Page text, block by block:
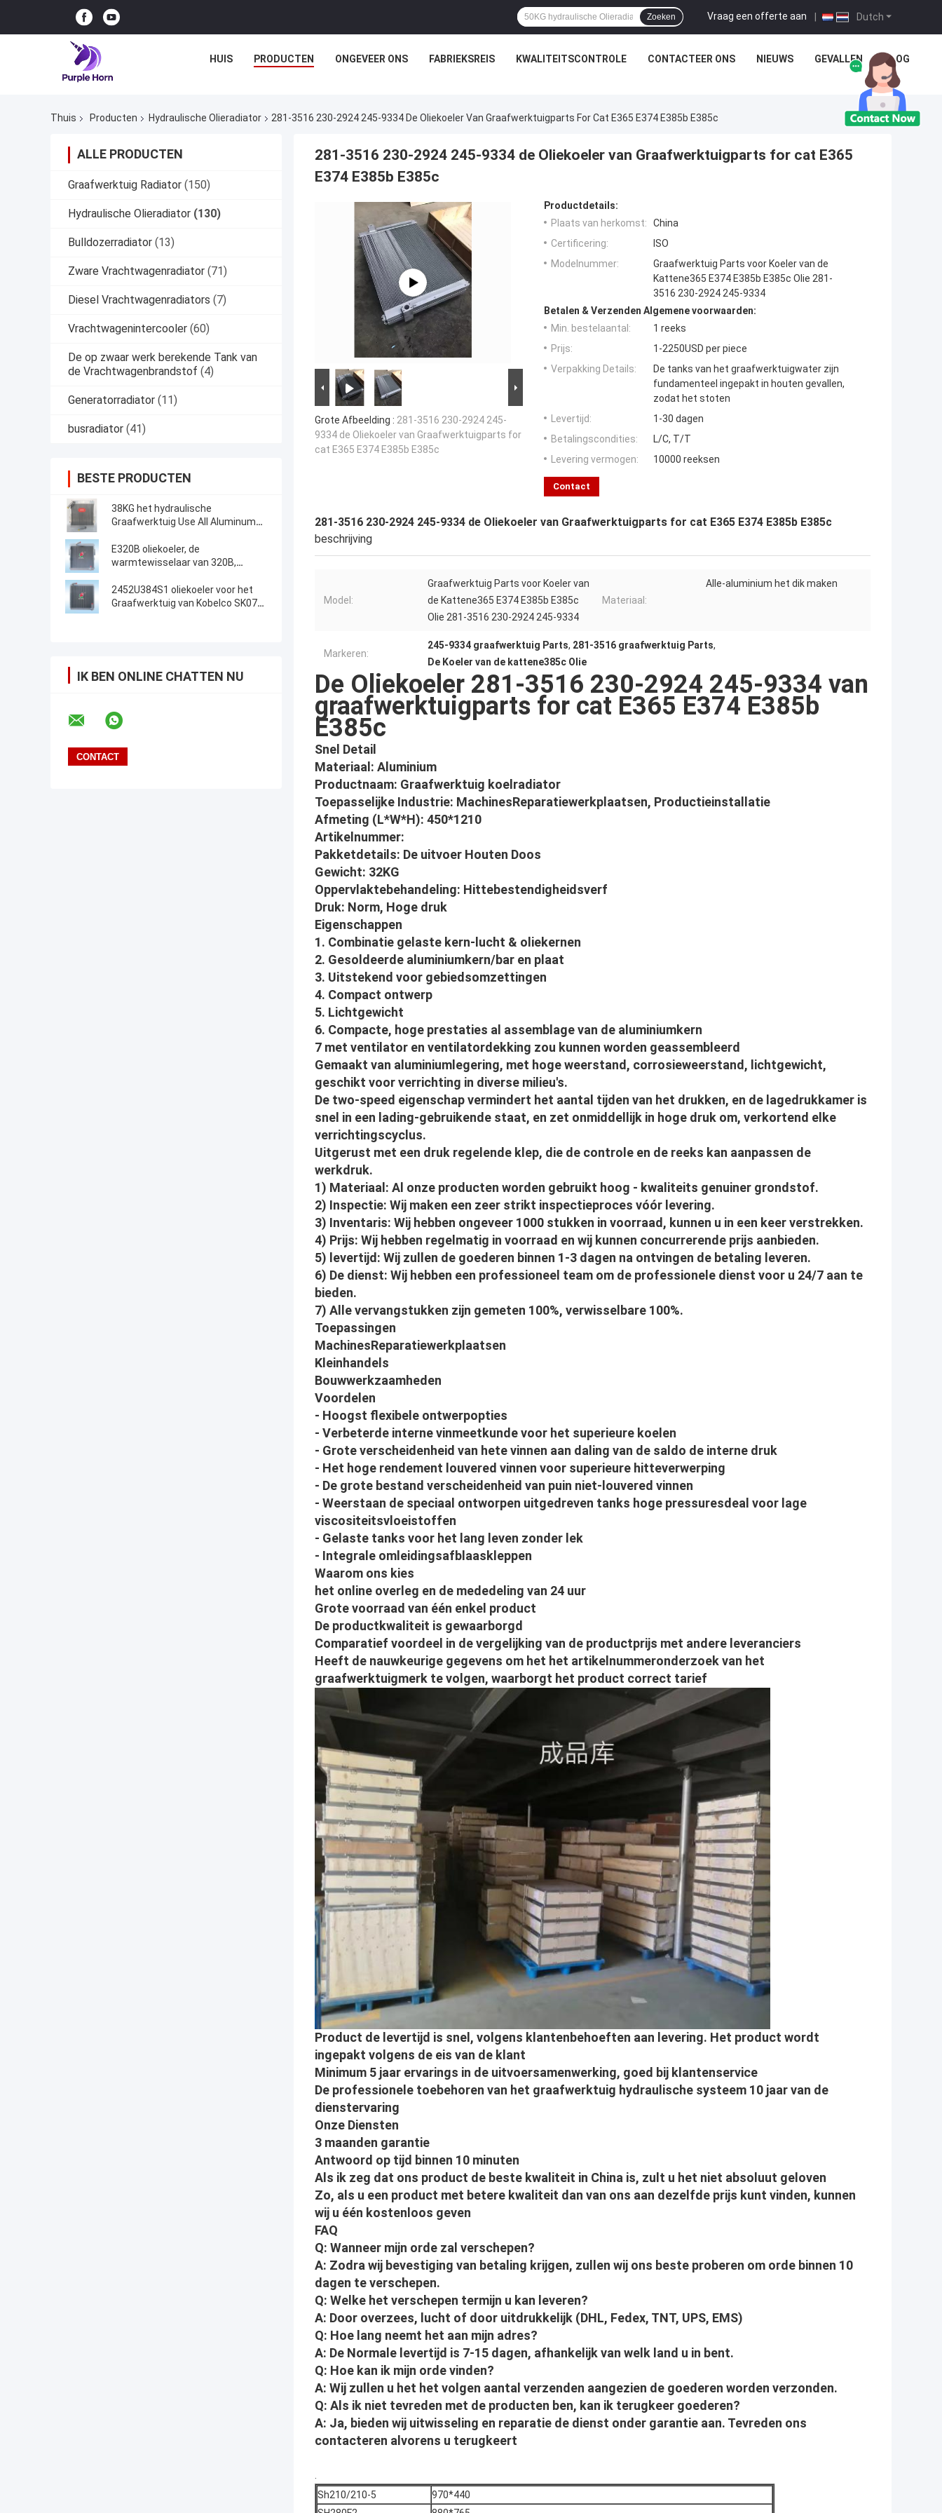
Dutch
Vraag een offerte aan |
Zoeken
HUIS PRODUCTEN ONGEVEER ONS FABRIEKSREIS KWALITEITSCONTROLE CONTACTEER ONS NIEUWS GEVALLEN BLOG
Thuis Producten Hydraulische Olieradiator 281-3516 230-2924 245-9334 De Oliekoeler Van Graafwerktuigparts For Cat E365 E374 E385b E385c
ALLE PRODUCTEN
Graafwerktuig Radiator (150)
Hydraulische Olieradiator (130)
Bulldozerradiator (13)
Zware Vrachtwagenradiator (71)
Diesel Vrachtwagenradiators (7)
Vrachtwagenintercooler (60)
De op zwaar werk berekende Tank van
de Vrachtwagenbrandstof (4)
Generatorradiator (11)
busradiator (41)
BESTE PRODUCTEN
38KG het hydraulische
Graafwerktuig Use All Aluminum
Olieradiator
E320B oliekoeler, de
warmtewisselaar van 320B,
Radiator, olietank, luchtkoeler, 125-
2970,118-9954
2452U384S1 oliekoeler voor het
Graafwerktuig van Kobelco SK07N2
IK BEN ONLINE CHATTEN NU
281-3516 230-2924 245-9334 de Oliekoeler van Graafwerktuigparts for cat E365
E374 E385b E385c
Grote Afbeelding : 281-3516 230-2924 245-
9334 de Oliekoeler van Graafwerktuigparts for
cat E365 E374 E385b E385c
Productdetails:
Plaats van herkomst:
China
Certificering:
ISO
Modelnummer:
Graafwerktuig Parts voor Koeler van de
Kattene365 E374 E385b E385c Olie 281-
3516 230-2924 245-9334
Betalen & Verzenden Algemene voorwaarden:
Min. bestelaantal:
1 reeks
Prijs:
1-2250USD per piece
Verpakking Details:
De tanks van het graafwerktuigwater zijn
fundamenteel ingepakt in houten gevallen,
zodat het stoten
Levertijd:
1-30 dagen
Betalingscondities:
L/C, T/T
Levering vermogen:
10000 reeksen
Contact
281-3516 230-2924 245-9334 de Oliekoeler van Graafwerktuigparts for cat E365 E374 E385b E385c
beschrijving
Model:
Graafwerktuig Parts voor Koeler van
de Kattene365 E374 E385b E385c
Olie 281-3516 230-2924 245-9334
Materiaal:
Alle-aluminium het dik maken
Markeren:
245-9334 graafwerktuig Parts, 281-3516 graafwerktuig Parts,
De Koeler van de kattene385c Olie
De Oliekoeler 281-3516 230-2924 245-9334 van
graafwerktuigparts for cat E365 E374 E385b
E385c
Snel Detail
Materiaal: Aluminium
Productnaam: Graafwerktuig koelradiator
Toepasselijke Industrie: MachinesReparatiewerkplaatsen, Productieinstallatie
Afmeting (L*W*H): 450*1210
Artikelnummer:
Pakketdetails: De uitvoer Houten Doos
Gewicht: 32KG
Oppervlaktebehandeling: Hittebestendigheidsverf
Druk: Norm, Hoge druk
Eigenschappen
1. Combinatie gelaste kern-lucht & oliekernen
2. Gesoldeerde aluminiumkern/bar en plaat
3. Uitstekend voor gebiedsomzettingen
4. Compact ontwerp
5. Lichtgewicht
6. Compacte, hoge prestaties al assemblage van de aluminiumkern
7 met ventilator en ventilatordekking zou kunnen worden geassembleerd
Gemaakt van aluminiumlegering, met hoge weerstand, corrosieweerstand, lichtgewicht,
geschikt voor verrichting in diverse milieu's.
De two-speed eigenschap vermindert het aantal tijden van het drukken, en de lagedrukkamer is
snel in een lading-gebruikende staat, en zet onmiddellijk in hoge druk om, verkortend elke
verrichtingscyclus.
Uitgerust met een druk regelende klep, die de controle en de reeks kan aanpassen de
werkdruk.
1) Materiaal: Al onze producten worden gebruikt hoog - kwaliteits genuiner grondstof.
2) Inspectie: Wij maken een zeer strikt inspectieproces vóór levering.
3) Inventaris: Wij hebben ongeveer 1000 stukken in voorraad, kunnen u in een keer verstrekken.
4) Prijs: Wij hebben regelmatig in voorraad en wij kunnen concurrerende prijs aanbieden.
5) levertijd: Wij zullen de goederen binnen 1-3 dagen na ontvingen de betaling leveren.
6) De dienst: Wij hebben een professioneel team om de professionele dienst voor u 24/7 aan te
bieden.
7) Alle vervangstukken zijn gemeten 100%, verwisselbare 100%.
Toepassingen
MachinesReparatiewerkplaatsen
Kleinhandels
Bouwwerkzaamheden
Voordelen
- Hoogst flexibele ontwerpopties
- Verbeterde interne vinmeetkunde voor het superieure koelen
- Grote verscheidenheid van hete vinnen aan daling van de saldo de interne druk
- Het hoge rendement louvered vinnen voor superieure hitteverwerping
- De grote bestand verscheidenheid van puin niet-louvered vinnen
- Weerstaan de speciaal ontworpen uitgedreven tanks hoge pressuresdeal voor lage
viscositeitsvloeistoffen
- Gelaste tanks voor het lang leven zonder lek
- Integrale omleidingsafblaaskleppen
Waarom ons kies
het online overleg en de mededeling van 24 uur
Grote voorraad van één enkel product
De productkwaliteit is gewaarborgd
Comparatief voordeel in de vergelijking van de productprijs met andere leveranciers
Heeft de nauwkeurige gegevens om het het artikelnummeronderzoek van het
graafwerktuigmerk te volgen, waarborgt het product correct tarief
Product de levertijd is snel, volgens klantenbehoeften aan levering. Het product wordt
ingepakt volgens de eis van de klant
Minimum 5 jaar ervarings in de uitvoersamenwerking, goed bij klantenservice
De professionele toebehoren van het graafwerktuig hydraulische systeem 10 jaar van de
dienstervaring
Onze Diensten
3 maanden garantie
Antwoord op tijd binnen 10 minuten
Als ik zeg dat ons product de beste kwaliteit in China is, zult u het niet absoluut geloven
Zo, als u een product met betere kwaliteit dan van ons aan dezelfde prijs kunt vinden, kunnen
wij u één kostenloos geven
FAQ
Q: Wanneer mijn orde zal verschepen?
A: Zodra wij bevestiging van betaling krijgen, zullen wij ons beste proberen om orde binnen 10
dagen te verschepen.
Q: Welke het verschepen termijn u kan leveren?
A: Door overzees, lucht of door uitdrukkelijk (DHL, Fedex, TNT, UPS, EMS)
Q: Hoe lang neemt het aan mijn adres?
A: De Normale levertijd is 7-15 dagen, afhankelijk van welk land u in bent.
Q: Hoe kan ik mijn orde vinden?
A: Wij zullen u het het volgen aantal verzenden aangezien de goederen worden verzonden.
Q: Als ik niet tevreden met de producten ben, kan ik terugkeer goederen?
A: Ja, bieden wij uitwisseling en reparatie de dienst onder garantie aan. Tevreden ons
contacteren alvorens u terugkeert
.
Sh210/210-5
970*440